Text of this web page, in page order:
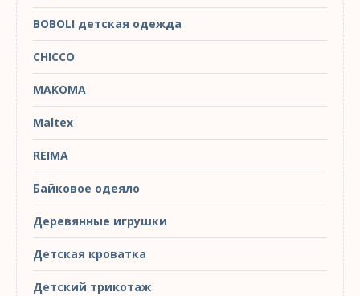
BOBOLI детская одежда
CHICCO
MAKOMA
Maltex
REIMA
Байковое одеяло
Деревянные игрушки
Детская кроватка
Детский трикотаж